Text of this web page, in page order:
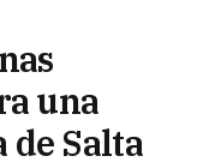
una
Salta